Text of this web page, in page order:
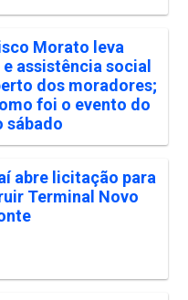
Morato leva
assistência social
dos moradores;
foi o evento do
sábado
abre licitação para
Terminal Novo